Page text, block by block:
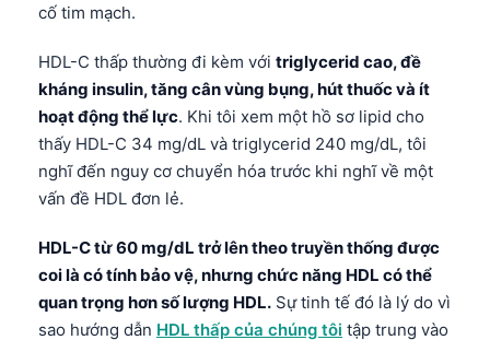
cố tim mạch.
HDL-C thấp thường đi kèm với triglycerid cao, đề
kháng insulin, tăng cân vùng bụng, hút thuốc và ít
hoạt động thể lực. Khi tôi xem một hồ sơ lipid cho
thấy HDL-C 34 mg/dL và triglycerid 240 mg/dL, tôi
nghĩ đến nguy cơ chuyển hóa trước khi nghĩ về một
vấn đề HDL đơn lẻ.
HDL-C từ 60 mg/dL trở lên theo truyền thống được
coi là có tính bảo vệ, nhưng chức năng HDL có thể
quan trọng hơn số lượng HDL. Sự tinh tế đó là lý do vì
sao hướng dẫn HDL thấp của chúng tôi tập trung vào